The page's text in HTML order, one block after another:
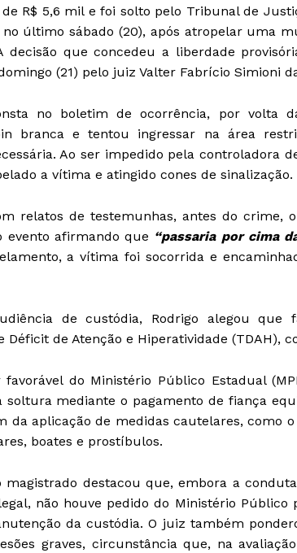
R$ 5,6 mil e foi solto pelo Tribunal de
último sábado (20), após atropelar uma
decisão que concedeu a liberdade
(21) pelo juiz Valter Fabrício Simioni
no boletim de ocorrência, por volta
branca e tentou ingressar na área
Ao ser impedido pela controladora
a vítima e atingido cones de sinalização.
relatos de testemunhas, antes do crime,
evento afirmando que “passaria por cima
a vítima foi socorrida e
de custódia, Rodrigo alegou que
Déficit de Atenção e Hiperatividade (TDAH),
favorável do Ministério Público Estadual
soltura mediante o pagamento de fiança
da aplicação de medidas cautelares, como
boates e prostíbulos.
magistrado destacou que, embora a
não houve pedido do Ministério
da custódia. O juiz também
graves, circunstância que, na